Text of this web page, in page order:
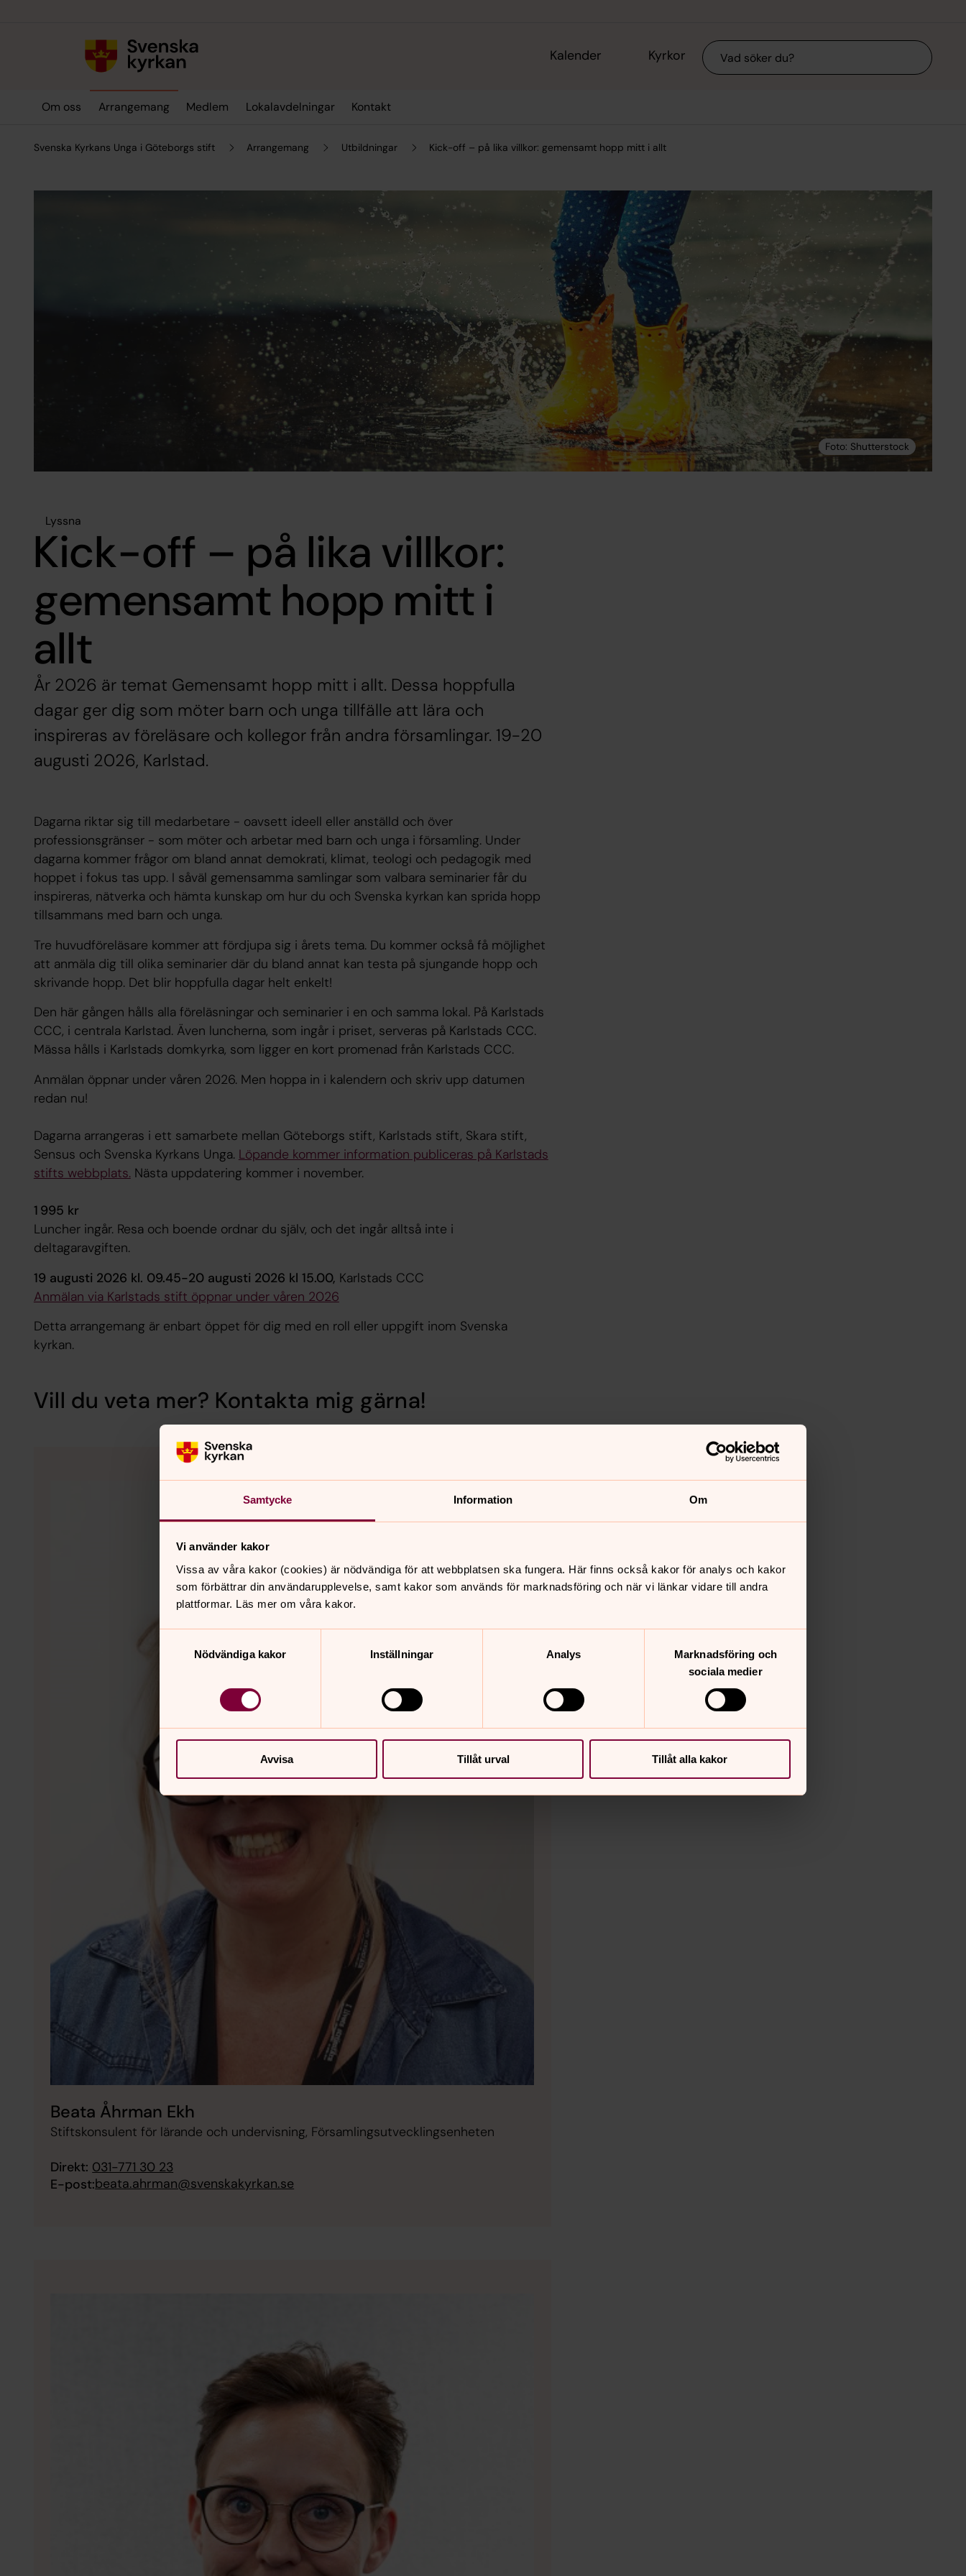
Samtycke Information Om
Vi använder kakor
Vissa av våra kakor (cookies) är nödvändiga för att webbplatsen ska fungera. Här finns också kakor för analys och kakor
som förbättrar din användarupplevelse, samt kakor som används för marknadsföring och när vi länkar vidare till andra
plattformar. Läs mer om våra kakor.
Nödvändiga kakor
Inställningar Analys
Marknadsföring och
sociala medier
Avvisa Tillåt urval Tillåt alla kakor
Kalender Kyrkor Sök
Om oss Arrangemang Medlem Lokalavdelningar Kontakt
Svenska Kyrkans Unga i Göteborgs stift Arrangemang Utbildningar Kick-off – på lika villkor: gemensamt hopp mitt i allt
Lyssna
Kick-off – på lika villkor:
gemensamt hopp mitt i
allt
År 2026 är temat Gemensamt hopp mitt i allt. Dessa hoppfulla
dagar ger dig som möter barn och unga tillfälle att lära och
inspireras av föreläsare och kollegor från andra församlingar. 19-20
augusti 2026, Karlstad.
Dagarna riktar sig till medarbetare - oavsett ideell eller anställd och över
professionsgränser - som möter och arbetar med barn och unga i församling. Under
dagarna kommer frågor om bland annat demokrati, klimat, teologi och pedagogik med
hoppet i fokus tas upp. I såväl gemensamma samlingar som valbara seminarier får du
inspireras, nätverka och hämta kunskap om hur du och Svenska kyrkan kan sprida hopp
tillsammans med barn och unga.
Tre huvudföreläsare kommer att fördjupa sig i årets tema. Du kommer också få möjlighet
att anmäla dig till olika seminarier där du bland annat kan testa på sjungande hopp och
skrivande hopp. Det blir hoppfulla dagar helt enkelt!
Den här gången hålls alla föreläsningar och seminarier i en och samma lokal. På Karlstads
CCC, i centrala Karlstad. Även luncherna, som ingår i priset, serveras på Karlstads CCC.
Mässa hålls i Karlstads domkyrka, som ligger en kort promenad från Karlstads CCC.
Anmälan öppnar under våren 2026. Men hoppa in i kalendern och skriv upp datumen
redan nu!
Dagarna arrangeras i ett samarbete mellan Göteborgs stift, Karlstads stift, Skara stift,
Sensus och Svenska Kyrkans Unga. Löpande kommer information publiceras på Karlstads
stifts webbplats.Nästa uppdatering kommer i november.
1 995 kr
Luncher ingår. Resa och boende ordnar du själv, och det ingår alltså inte i
deltagaravgiften.
19 augusti 2026 kl. 09.45-20 augusti 2026 kl 15.00, Karlstads CCC
Anmälan via Karlstads stift öppnar under våren 2026
Detta arrangemang är enbart öppet för dig med en roll eller uppgift inom Svenska
kyrkan.
Vill du veta mer? Kontakta mig gärna!
Beata Åhrman Ekh
Stiftskonsulent för lärande och undervisning, Församlingsutvecklingsenheten
Direkt: 031-771 30 23
E-post:beata.ahrman@svenskakyrkan.se